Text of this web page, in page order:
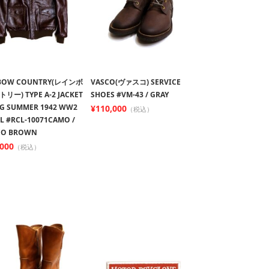
COUNTRY(レインボ
リー) TYPE A-2 JACKET
SUMMER 1942 WW2
#RCL-10071CAMO /
BROWN
（税込）
VASCO(ヴァスコ) SERVICE
SHOES #VM-43 / GRAY
¥110,000（税込）